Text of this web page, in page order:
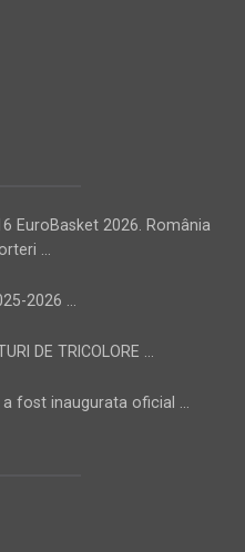
EuroBasket 2026. România
...
2026 ...
DE TRICOLORE ...
fost inaugurata oficial ...